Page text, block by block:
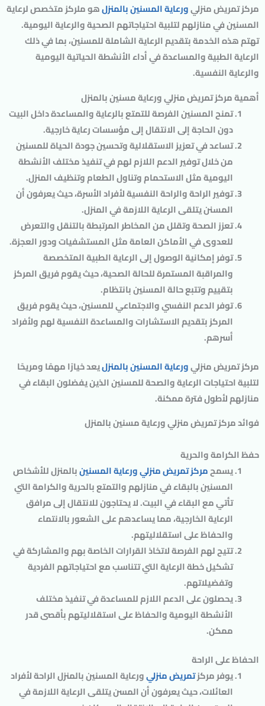
مركز تمريض منزليورعاية المسنين بالمنزلهو ملركز متخصص لرعاية
المسنين في منازلهم لتلبية احتياجاتهم الصحية والرعاية اليومية.
تهتم هذه الخدمة بتقديم الرعاية الشاملة للمسنين، بما في ذلك
الرعاية الطبية والمساعدة في أداء الأنشطة الحياتية اليومية
والرعاية النفسية.
أهمية مركز تمريض منزلي ورعاية مسنين بالمنزل
تمنح المسنين الفرصة للتمتع بالرعاية والمساعدة داخل البيت
دون الحاجة إلى الانتقال إلى مؤسسات رعاية خارجية.
تساعد في تعزيز الاستقلالية وتحسين جودة الحياة للمسنين
من خلال توفير الدعم اللازم لهم في تنفيذ مختلف الأنشطة
اليومية مثل الاستحمام وتناول الطعام وتنظيف المنزل.
توفير الراحة والراحة النفسية لأفراد الأسرة، حيث يعرفون أن
المسنن يتلقى الرعاية اللازمة في المنزل.
تعزز الصحة وتقلل من المخاطر المرتبطة بالتنقل والتعرض
للعدوى في الأماكن العامة مثل المستشفيات ودور العجزة.
توفر إمكانية الوصول إلى الرعاية الطبية المتخصصة
والمراقبة المستمرة للحالة الصحية، حيث يقوم فريق المركز
بتقييم وتتبع حالة المسنين بانتظام.
توفر الدعم النفسي والاجتماعي للمسنين، حيث يقوم فريق
المركز بتقديم الاستشارات والمساعدة النفسية لهم ولأفراد
أسرهم.
مركز تمريض منزليورعاية المسنين بالمنزليعد خيارًا مهمًا ومريحًا
لتلبية احتياجات الرعاية والصحة للمسنين الذين يفضلون البقاء في
منازلهم لأطول فترة ممكنة.
فوائد مركز تمريض منزلي ورعاية مسنين بالمنزل
حفظ الكرامة والحرية
يسمحمركز تمريض منزلي ورعاية المسنينبالمنزل للأشخاص
المسنين بالبقاء في منازلهم والتمتع بالحرية والكرامة التي
تأتي مع البقاء في البيت. لا يحتاجون للانتقال إلى مرافق
الرعاية الخارجية، مما يساعدهم على الشعور بالانتماء
والحفاظ على استقلاليتهم.
تتيح لهم الفرصة لاتخاذ القرارات الخاصة بهم والمشاركة في
تشكيل خطة الرعاية التي تتناسب مع احتياجاتهم الفردية
وتفضيلاتهم.
يحصلون على الدعم اللازم للمساعدة في تنفيذ مختلف
الأنشطة اليومية والحفاظ على استقلاليتهم بأقصى قدر
ممكن.
الحفاظ على الراحة
يوفر مركزتمريض منزليورعاية المسنين بالمنزل الراحة لأفراد
العائلات، حيث يعرفون أن المسن يتلقى الرعاية اللازمة في